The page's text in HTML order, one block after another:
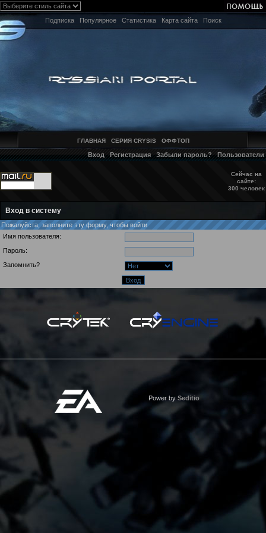
Подписка Популярное Статистика Карта сайта Поиск
ГЛАВНАЯ СЕРИЯ CRYSIS ОФФТОП
Вход Регистрация Забыли пароль? Пользователи
Сейчас на
сайте:
300 человек
Вход в систему
Пожалуйста, заполните эту форму, чтобы войти
Имя пользователя:
Пароль:
Запомнить?
Power by Seditio